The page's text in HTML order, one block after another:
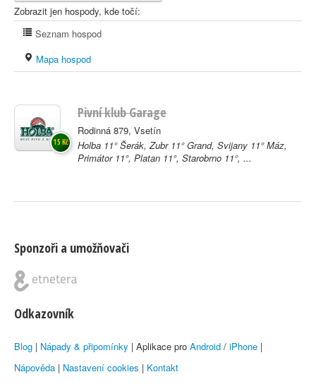
Zobrazit jen hospody, kde točí:
Seznam hospod
Mapa hospod
Pivní klub Garage
Rodinná 879, Vsetín
Holba 11° Šerák, Zubr 11° Grand, Svijany 11° Máz,
Primátor 11°, Platan 11°, Starobrno 11°, ...
15 Kč
Sponzoři a umožňovači
Odkazovník
Blog | Nápady & připomínky | Aplikace pro Android / iPhone |
Nápověda | Nastavení cookies | Kontakt